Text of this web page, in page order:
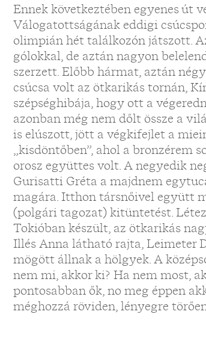
Ennek következtében egyenes út
Válogatottságának eddigi
olimpián hét találkozón játszott.
gólokkal, de aztán nagyon
szerzett. Előbb hármat, aztán
csúcsa volt az ötkarikás tornán,
szépséghibája, hogy ott a
azonban még nem dőlt össze a
is elúszott, jött a végkifejlet a
„kisdöntőben”, ahol a bronzérem
orosz együttes volt. A negyedik
Gurisatti Gréta a majdnem
magára. Itthon társnőivel együtt
(polgári tagozat) kitüntetést.
Tokióban készült, az ötkarikás
Illés Anna látható rajta, Leimeter
mögött állnak a hölgyek. A
nem mi, akkor ki? Ha nem most,
pontosabban ők, no meg éppen
méghozzá röviden, lényegre